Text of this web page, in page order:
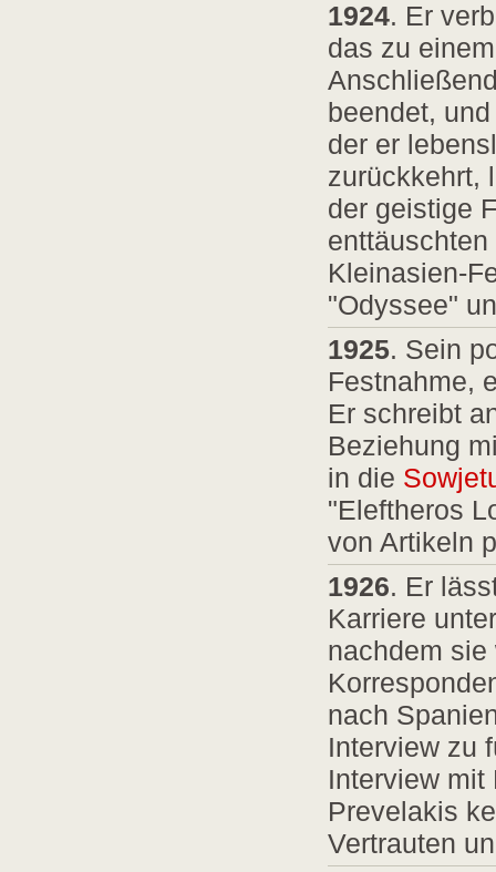
1924. Er
das zu
beendet,
der er
zurückkehrt,
der geistige
Kleinasien-
"Odyssee"
1925. Sein
Festnahme,
Er schreibt
Beziehung
in die
"Eleftheros
von Artikeln
1926. Er
Karriere
nachdem
nach
Interview zu
Interview mit
Prevelakis
Vertrauten